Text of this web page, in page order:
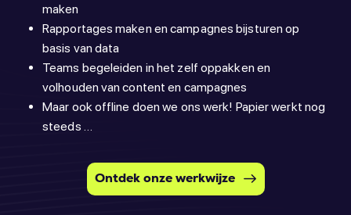
maken
Rapportages maken en campagnes bijsturen op
basis van data
Teams begeleiden in het zelf oppakken en
volhouden van content en campagnes
Maar ook offline doen we ons werk! Papier werkt nog
steeds …
Ontdek onze werkwijze